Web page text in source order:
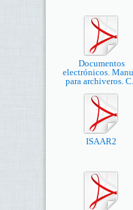
Documentos
electrónicos.
para archiveros.
ISAAR2